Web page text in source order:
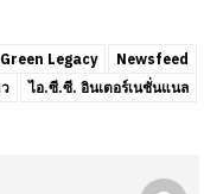
Legacy
Newsfeed
ไอ.ซี.ซี. อินเตอร์เนชั่นแนล